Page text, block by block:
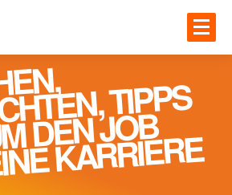
TIPPS
U
JOB
KARRIERE